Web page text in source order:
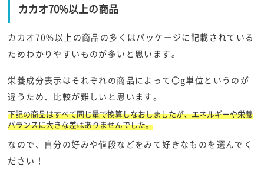
カカオ70%以上の商品
カカオ70%以上の商品の多くはパッケージに記載されている
ためわかりやすいものが多いと思います。
栄養成分表示はそれぞれの商品によって〇g単位というのが
違うため、比較が難しいと思います。
下記の商品はすべて同じ量で換算しなおしましたが、エネルギーや栄養
バランスに大きな差はありませんでした。
なので、自分の好みや値段などをみて好きなものを選んでく
ださい！